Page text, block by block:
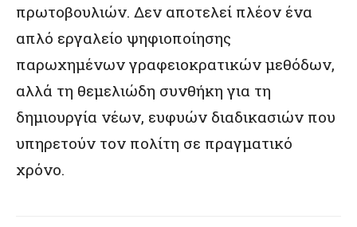
πρωτοβουλιών. Δεν αποτελεί πλέον ένα
απλό εργαλείο ψηφιοποίησης
παρωχημένων γραφειοκρατικών μεθόδων,
αλλά τη θεμελιώδη συνθήκη για τη
δημιουργία νέων, ευφυών διαδικασιών που
υπηρετούν τον πολίτη σε πραγματικό
χρόνο.